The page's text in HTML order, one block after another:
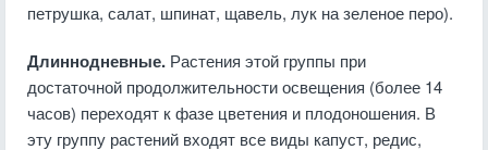
петрушка, салат, шпинат, щавель, лук на зеленое перо).
Длиннодневные. Растения этой группы при
достаточной продолжительности освещения (более 14
часов) переходят к фазе цветения и плодоношения. В
эту группу растений входят все виды капуст, редис,